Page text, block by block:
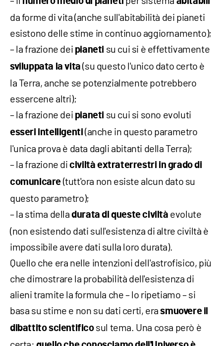
da forme di vita (anche sull'abitabilità dei pianeti
esistono delle stime in continuo aggiornamento);
– la frazione dei pianeti su cui si è effettivamente
sviluppata la vita (su questo l'unico dato certo è
la Terra, anche se potenzialmente potrebbero
essercene altri);
– la frazione dei pianeti su cui si sono evoluti
esseri intelligenti (anche in questo parametro
l'unica prova è data dagli abitanti della Terra);
– la frazione diciviltà extraterrestri in grado di
comunicare (tutt'ora non esiste alcun dato su
questo parametro);
– la stima delladurata di queste civiltà evolute
(non esistendo dati sull'esistenza di altre civiltà è
impossibile avere dati sulla loro durata).
Quello che era nelle intenzioni dell'astrofisico, più
che dimostrare la probabilità dell'esistenza di
alieni tramite la formula che – lo ripetiamo – si
basa su stime e non su dati certi, erasmuovere il
dibattito scientificosul tema. Una cosa però è